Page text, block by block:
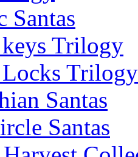
Santas
Trilogy
Trilogy
Santas
Santas